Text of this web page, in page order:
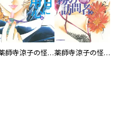
薬師寺涼子の怪奇事件簿 水妖日にご用心 薬師寺涼子の怪奇事件簿 霧の訪問者